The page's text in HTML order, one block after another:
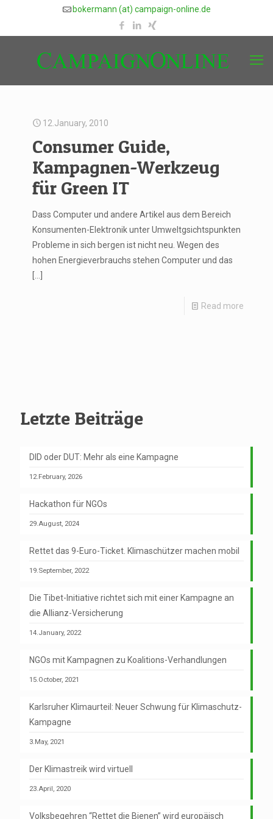
bokermann (at) campaign-online.de
12.January, 2010
Consumer Guide,
Kampagnen-Werkzeug
für Green IT
Dass Computer und andere Artikel aus dem Bereich
Konsumenten-Elektronik unter Umweltgsichtspunkten
Probleme in sich bergen ist nicht neu. Wegen des
hohen Energieverbrauchs stehen Computer und das
Read more
Letzte Beiträge
DID oder DUT: Mehr als eine Kampagne
12.February, 2026
Hackathon für NGOs
29.August, 2024
Rettet das 9-Euro-Ticket. Klimaschützer machen mobil
19.September, 2022
Die Tibet-Initiative richtet sich mit einer Kampagne an
die Allianz-Versicherung
14.January, 2022
NGOs mit Kampagnen zu Koalitions-Verhandlungen
15.October, 2021
Karlsruher Klimaurteil: Neuer Schwung für Klimaschutz-
Kampagne
3.May, 2021
Der Klimastreik wird virtuell
23.April, 2020
Volksbegehren “Rettet die Bienen” wird europäisch